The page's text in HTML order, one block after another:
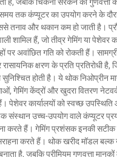
तक कंप्यूटर का उपयोग करने के
तनाव और थकान कम हो जाती है।
शामिल हैं, जो तीव्र गेमिंग या पेशेवर
पर अवांछित गति को रोकती हैं।
क्षरण के प्रति प्रतिरोधी
सुनिश्चित होती है। ये थोक निओप्रीन
गेमिंग केंद्रों और खुदरा वितरण
पेशेवर कार्यालयों को स्वच्छ
संस्थान उच्च-उपयोग वाले कंप्यूटर
करते हैं। गेमिंग प्रशंसक इनकी सटीक
करते हैं। थोक खरीद मॉडल बल्क
है, जबकि प्रीमियम गुणवत्ता